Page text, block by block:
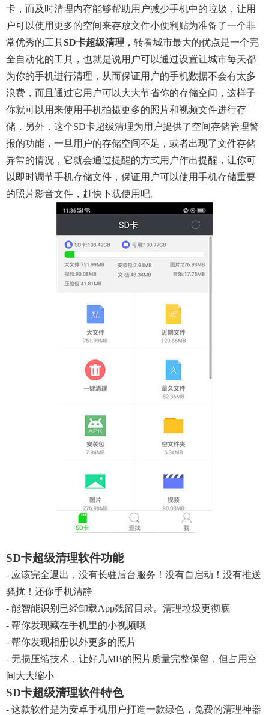
卡，而及时清理内存能够帮助用户减少手机中的垃圾，让用
户可以使用更多的空间来存放文件小便利贴为准备了一个非
常优秀的工具SD卡超级清理 ，转看城市最大的优点是一个完
全自动化的工具，也就是说用户可以通过设置让城市每天都
为你的手机进行清理，从而保证用户的手机数据不会有太多
浪费，而且通过它用户可以大大节省你的存储空间，这样子
你就可以用来使用手机拍摄更多的照片和视频文件进行存
储，另外，这个SD卡超级清理为用户提供了空间存储管理警
报的功能，一旦用户的存储空间不足，或者出现了文件存储
异常的情况，它就会通过提醒的方式用户作出提醒，让你可
以即时调节手机存储文件，保证用户可以使用手机存储重要
的照片影音文件，赶快下载使用吧。
SD卡超级清理软件功能
- 应该完全退出，没有长驻后台服务！没有自启动！没有推送
骚扰！还你手机清静
- 能智能识别已经卸载App残留目录。清理垃圾更彻底
- 帮你发现藏在手机里的小视频哦
- 帮你发现相册以外更多的照片
- 无损压缩技术，让好几MB的照片质量完整保留，但占用空
间大大缩小
SD卡超级清理软件特色
- 这款软件是为安卓手机用户打造一款绿色，免费的清理神器